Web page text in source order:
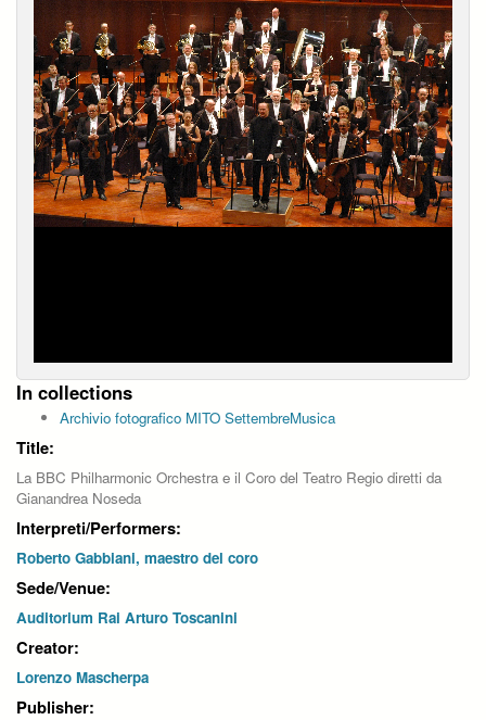
In collections
Archivio fotografico MITO SettembreMusica
Title:
La BBC Philharmonic Orchestra e il Coro del Teatro Regio diretti da
Gianandrea Noseda
Interpreti/Performers:
Roberto Gabbiani, maestro del coro
Sede/Venue:
Auditorium Rai Arturo Toscanini
Creator:
Lorenzo Mascherpa
Publisher: